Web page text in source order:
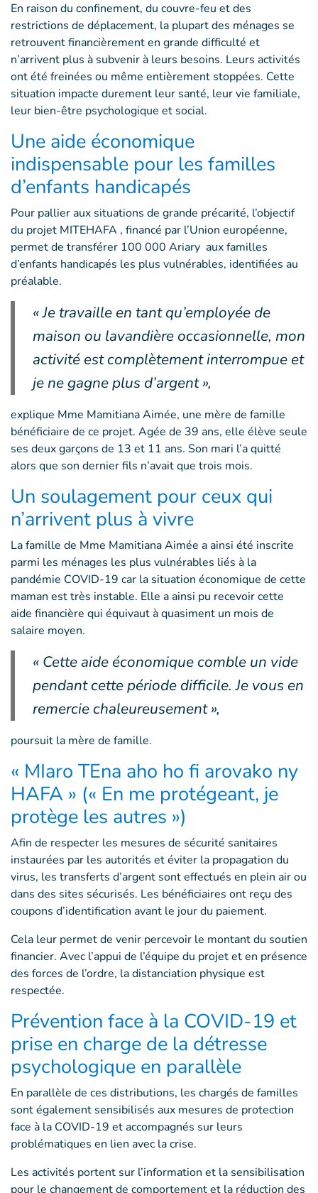
En raison du confinement, du couvre-feu et des
restrictions de déplacement, la plupart des ménages se
retrouvent financièrement en grande difficulté et
n’arrivent plus à subvenir à leurs besoins. Leurs activités
ont été freinées ou même entièrement stoppées. Cette
situation impacte durement leur santé, leur vie familiale,
leur bien-être psychologique et social.
Une aide économique
indispensable pour les familles
d’enfants handicapés
Pour pallier aux situations de grande précarité, l’objectif
du projet MITEHAFA , financé par l’Union européenne,
permet de transférer 100 000 Ariary aux familles
d’enfants handicapés les plus vulnérables, identifiées au
préalable.
« Je travaille en tant qu’employée de
maison ou lavandière occasionnelle, mon
activité est complètement interrompue et
je ne gagne plus d’argent »,
explique Mme Mamitiana Aimée, une mère de famille
bénéficiaire de ce projet. Agée de 39 ans, elle élève seule
ses deux garçons de 13 et 11 ans. Son mari l’a quitté
alors que son dernier fils n’avait que trois mois.
Un soulagement pour ceux qui
n’arrivent plus à vivre
La famille de Mme Mamitiana Aimée a ainsi été inscrite
parmi les ménages les plus vulnérables liés à la
pandémie COVID-19 car la situation économique de cette
maman est très instable. Elle a ainsi pu recevoir cette
aide financière qui équivaut à quasiment un mois de
salaire moyen.
« Cette aide économique comble un vide
pendant cette période difficile. Je vous en
remercie chaleureusement »,
poursuit la mère de famille.
« MIaro TEna aho ho fi arovako ny
HAFA » (« En me protégeant, je
protège les autres »)
Afin de respecter les mesures de sécurité sanitaires
instaurées par les autorités et éviter la propagation du
virus, les transferts d’argent sont effectués en plein air ou
dans des sites sécurisés. Les bénéficiaires ont reçu des
coupons d’identification avant le jour du paiement.
Cela leur permet de venir percevoir le montant du soutien
financier. Avec l’appui de l’équipe du projet et en présence
des forces de l’ordre, la distanciation physique est
respectée.
Prévention face à la COVID-19 et
prise en charge de la détresse
psychologique en parallèle
En parallèle de ces distributions, les chargés de familles
sont également sensibilisés aux mesures de protection
face à la COVID-19 et accompagnés sur leurs
problématiques en lien avec la crise.
Les activités portent sur l’information et la sensibilisation
pour le changement de comportement et la réduction des